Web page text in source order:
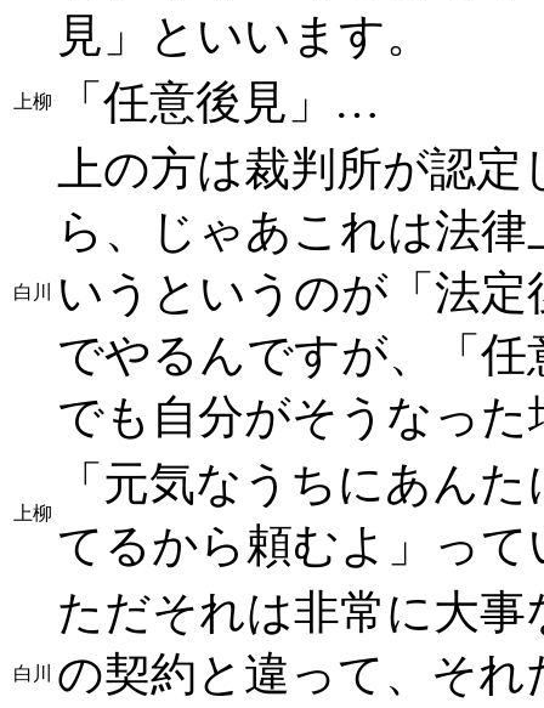
見」といいます。
上柳 「任意後見」…
白川
上の方は裁判所が認
ら、じゃあこれは法
いうというのが「法
でやるんですが、「
でも自分がそうなっ
上柳
「元気なうちにあん
てるから頼むよ」って
白川
ただそれは非常に大
の契約と違って、そ